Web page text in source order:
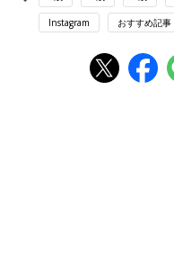
Instagram おすすめ記事